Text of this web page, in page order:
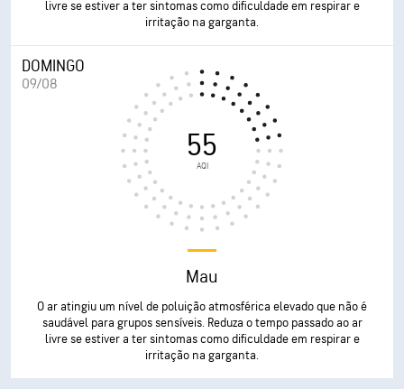
livre se estiver a ter sintomas como dificuldade em respirar e
irritação na garganta.
DOMINGO
09/08
55
AQI
Mau
O ar atingiu um nível de poluição atmosférica elevado que não é
saudável para grupos sensíveis. Reduza o tempo passado ao ar
livre se estiver a ter sintomas como dificuldade em respirar e
irritação na garganta.